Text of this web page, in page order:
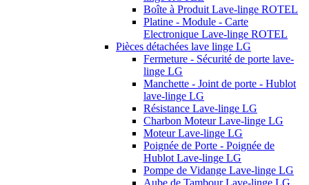
Boîte à Produit Lave-linge ROTEL
Platine - Module - Carte
Electronique Lave-linge ROTEL
Pièces détachées lave linge LG
Fermeture - Sécurité de porte lave-
linge LG
Manchette - Joint de porte - Hublot
lave-linge LG
Résistance Lave-linge LG
Charbon Moteur Lave-linge LG
Moteur Lave-linge LG
Poignée de Porte - Poignée de
Hublot Lave-linge LG
Pompe de Vidange Lave-linge LG
Aube de Tambour Lave-linge LG